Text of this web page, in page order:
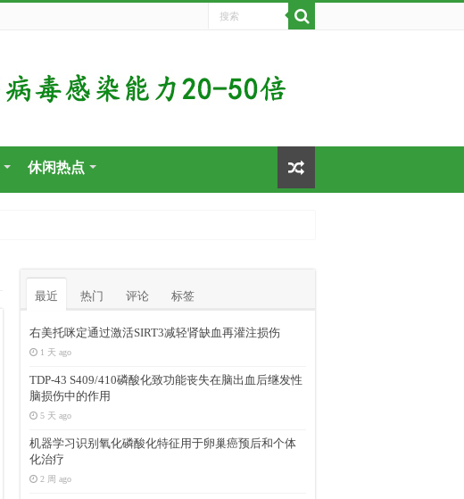
休闲热点
最近 热门 评论 标签
右美托咪定通过激活SIRT3减轻肾缺血再灌注损伤
1 天 ago
TDP-43 S409/410磷酸化致功能丧失在脑出血后继发性
脑损伤中的作用
5 天 ago
机器学习识别氧化磷酸化特征用于卵巢癌预后和个体
化治疗
2 周 ago